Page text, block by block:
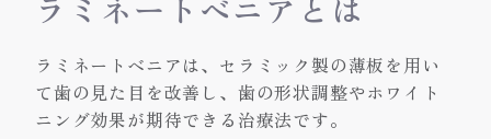
ラミネートベニアは、セラミック製の薄板を用い
て歯の見た目を改善し、歯の形状調整やホワイト
ニング効果が期待できる治療法です。